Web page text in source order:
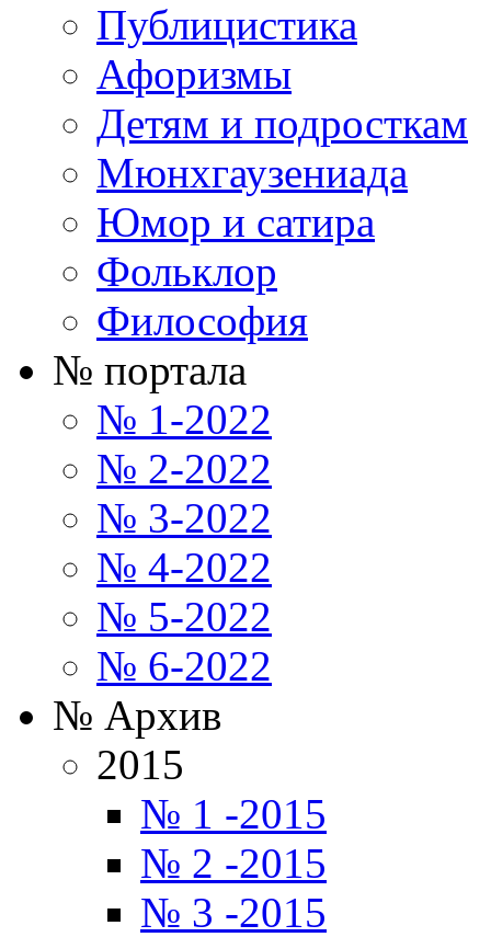
Публицистика
Афоризмы
Детям и подросткам
Мюнхгаузениада
Юмор и сатира
Фольклор
Философия
№ портала
№ 1-2022
№ 2-2022
№ 3-2022
№ 4-2022
№ 5-2022
№ 6-2022
№ Архив
2015
№ 1 -2015
№ 2 -2015
№ 3 -2015